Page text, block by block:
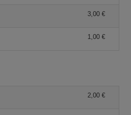
3,00 €
1,00 €
2,00 €